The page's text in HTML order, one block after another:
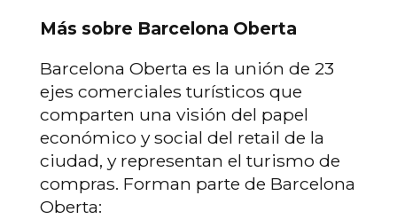
Más sobre Barcelona Oberta
Barcelona Oberta es la unión de 23
ejes comerciales turísticos que
comparten una visión del papel
económico y social del retail de la
ciudad, y representan el turismo de
compras. Forman parte de Barcelona
Oberta: